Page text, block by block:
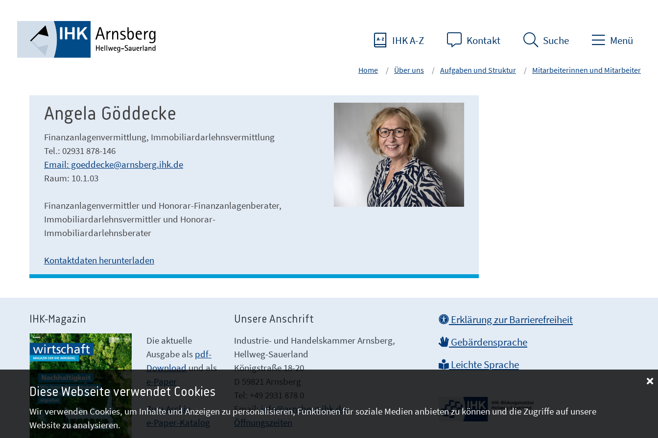
IHK A-Z Kontakt Suche Menü
Home Über uns Aufgaben und Struktur Mitarbeiterinnen und Mitarbeiter
Angela Göddecke
Finanzanlagenvermittlung, Immobiliardarlehnsvermittlung
Tel.: 02931 878-146
Email: goeddecke@arnsberg.ihk.de
Raum: 10.1.03
Finanzanlagenvermittler und Honorar-Finanzanlagenberater,
Immobiliardarlehnsvermittler und Honorar-
Immobiliardarlehnsberater
Kontaktdaten herunterladen
IHK-Magazin
Die aktuelle
Ausgabe als pdf-
Downloadund als
e-Paper
Zum Archiv
e-Paper-Katalog
Unsere Anschrift
Industrie- und Handelskammer Arnsberg,
Hellweg-Sauerland
Königstraße 18-20
D 59821 Arnsberg
Tel: +49 2931 878 0
Email:info@arnsberg.ihk.de
Öffnungszeiten
Erklärung zur Barrierefreiheit
Gebärdensprache
Leichte Sprache
Diese Webseite verwendet Cookies
Wir verwenden Cookies, um Inhalte und Anzeigen zu personalisieren, Funktionen für soziale Medien anbieten zu können und die Zugriffe auf unsere
Website zu analysieren.